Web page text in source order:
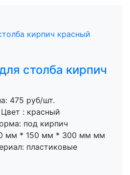
столба кирпич
475 руб/шт.
Цвет : красный
под кирпич
мм * 150 мм * 300 мм мм
пластиковые